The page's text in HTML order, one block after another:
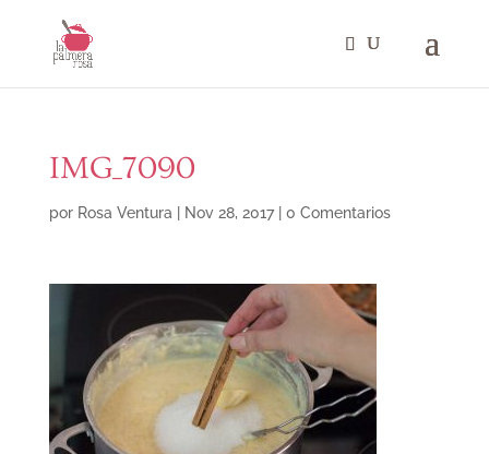
IMG_7090
por Rosa Ventura Nov 28, 2017| 0 Comentarios